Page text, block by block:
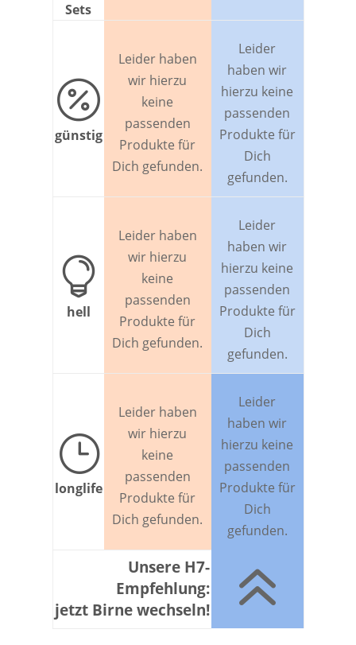
Sets

günstig
Leider haben
wir hierzu
keine
passenden
Produkte für
Dich gefunden.
Leider
haben wir
hierzu keine
passenden
Produkte für
Dich
gefunden.

hell
Leider haben
wir hierzu
keine
passenden
Produkte für
Dich gefunden.
Leider
haben wir
hierzu keine
passenden
Produkte für
Dich
gefunden.
}
longlife
Leider haben
wir hierzu
keine
passenden
Produkte für
Dich gefunden.
Leider
haben wir
hierzu keine
passenden
Produkte für
Dich
gefunden.
Unsere H7-
Empfehlung:
jetzt Birne wechseln!
6